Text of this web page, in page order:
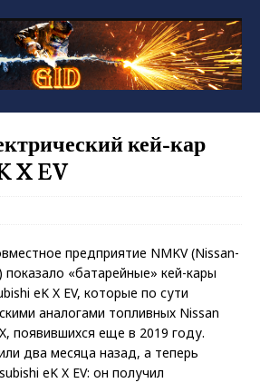
кей-кар
X EV
предприятие NMKV (Nissan-
показало «батарейные» кей-кары
eK X EV, которые по сути
аналогами топливных Nissan
появившихся еще в 2019 году.
два месяца назад, а теперь
eK X EV: он получил